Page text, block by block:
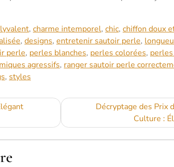
, charme intemporel, chic, chiffon doux
, designs, entretenir sautoir perle,
perle, perles blanches, perles colorées,
agressifs, ranger sautoir perle
, styles
Décryptage des Prix
Culture :